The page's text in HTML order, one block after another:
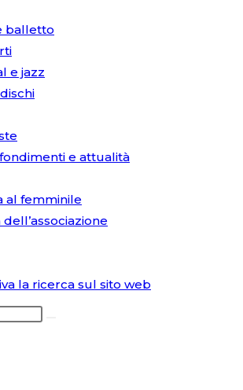
balletto
e jazz
e attualità
al femminile
la ricerca sul sito web